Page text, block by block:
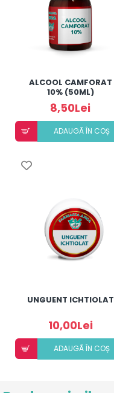
ALCOOL CAMFORAT
10% (50ML)
8,50Lei
ADAUGÃ ÎN COȘ
UNGUENT ICHTIOLAT
10,00Lei
ADAUGÃ ÎN COȘ